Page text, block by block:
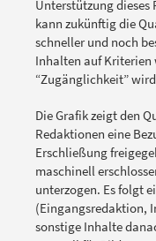
Unterstützung dieses
kann zukünftig die
schneller und noch
Inhalten auf
“Zugänglichkeit”
Die Grafik zeigt den
Redaktionen eine
Erschließung
maschinell
unterzogen. Es folgt
(Eingangsredaktion,
sonstige Inhalte